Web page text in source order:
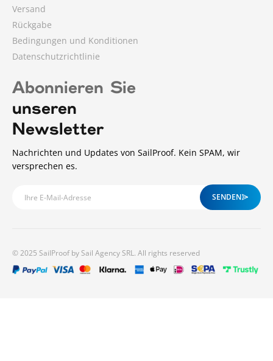
Versand
Rückgabe
Bedingungen und Konditionen
Datenschutzrichtlinie
Abonnieren Sie
unseren
Newsletter
Nachrichten und Updates von SailProof. Kein SPAM, wir
versprechen es.
SENDEN
© 2025 SailProof by Sail Agency SRL. All rights reserved